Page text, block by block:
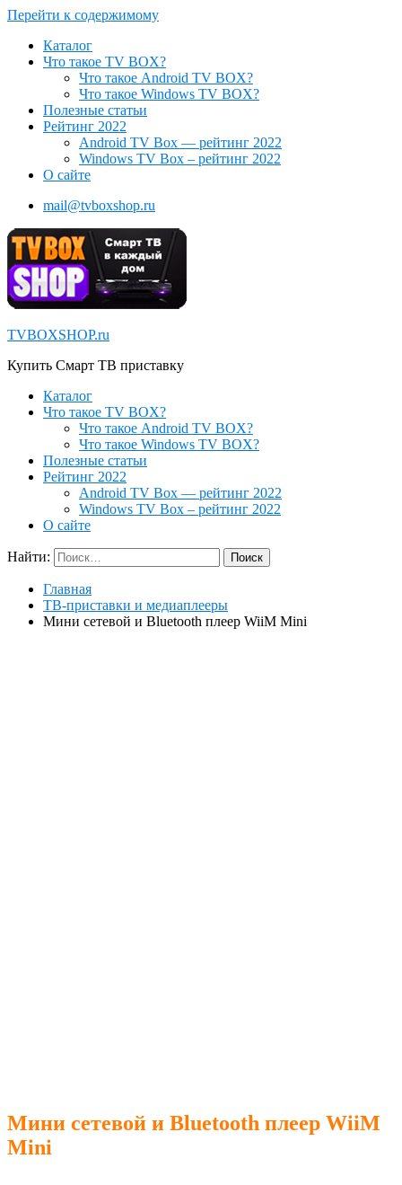
Перейти к содержимому
Каталог
Что такое TV BOX?
Что такое Android TV BOX?
Что такое Windows TV BOX?
Полезные статьи
Рейтинг 2022
Android TV Box — рейтинг 2022
Windows TV Box – рейтинг 2022
О сайте
mail@tvboxshop.ru
TVBOXSHOP.ru
Купить Смарт ТВ приставку
Каталог
Что такое TV BOX?
Что такое Android TV BOX?
Что такое Windows TV BOX?
Полезные статьи
Рейтинг 2022
Android TV Box — рейтинг 2022
Windows TV Box – рейтинг 2022
О сайте
Найти:
Главная
ТВ-приставки и медиаплееры
Мини сетевой и Bluetooth плеер WiiM Mini
Мини сетевой и Bluetooth плеер WiiM
Mini